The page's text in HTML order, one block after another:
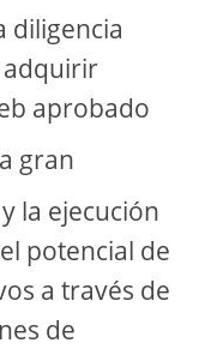
diligencia
aprobado
gran
la ejecución
potencial de
a través de
de